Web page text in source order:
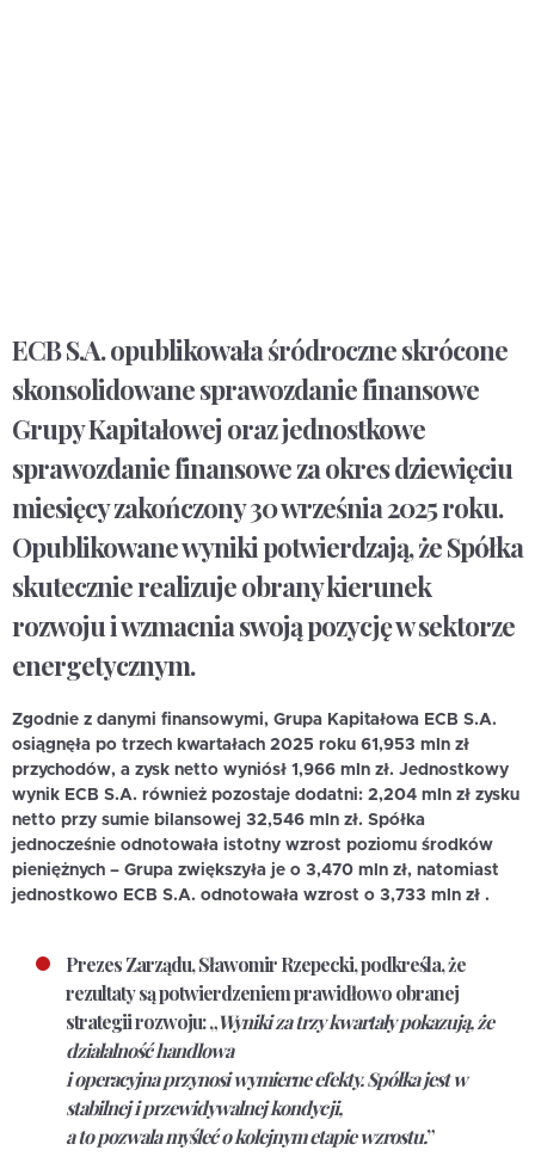
ECB S.A. opublikowała śródroczne skrócone
skonsolidowane sprawozdanie finansowe
Grupy Kapitałowej oraz jednostkowe
sprawozdanie finansowe za okres dziewięciu
miesięcy zakończony 30 września 2025 roku.
Opublikowane wyniki potwierdzają, że Spółka
skutecznie realizuje obrany kierunek
rozwoju i wzmacnia swoją pozycję w sektorze
energetycznym.
Zgodnie z danymi finansowymi, Grupa Kapitałowa ECB S.A.
osiągnęła po trzech kwartałach 2025 roku 61,953 mln zł
przychodów, a zysk netto wyniósł 1,966 mln zł. Jednostkowy
wynik ECB S.A. również pozostaje dodatni: 2,204 mln zł zysku
netto przy sumie bilansowej 32,546 mln zł. Spółka
jednocześnie odnotowała istotny wzrost poziomu środków
pieniężnych – Grupa zwiększyła je o 3,470 mln zł, natomiast
jednostkowo ECB S.A. odnotowała wzrost o 3,733 mln zł .
Prezes Zarządu, Sławomir Rzepecki, podkreśla, że
rezultaty są potwierdzeniem prawidłowo obranej
strategii rozwoju:„Wyniki za trzy kwartały pokazują, że
działalność handlowa
i operacyjna przynosi wymierne efekty. Spółka jest w
stabilnej i przewidywalnej kondycji,
a to pozwala myśleć o kolejnym etapie wzrostu.”